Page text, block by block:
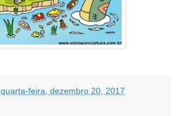
quarta-feira, dezembro 20, 2017